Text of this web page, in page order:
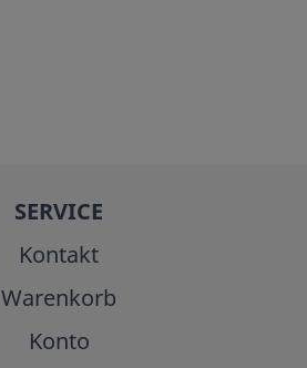
SERVICE
Kontakt
Warenkorb
Konto